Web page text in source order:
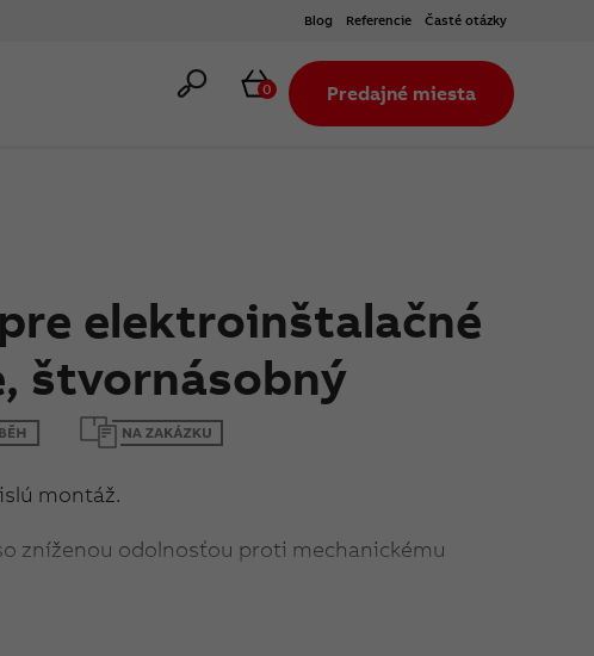
Blog Referencie Časté otázky
Hľadať Košík
0 Predajné miesta
elektroinštalačné
štvornásobný
montáž.
zníženou odolnosťou proti mechanickému